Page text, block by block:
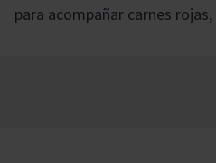
para acompañar carnes